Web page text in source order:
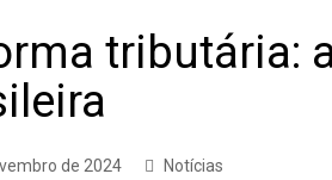
de Ética
Ferramentas de Usinagem
tributária:
de 2024 Notícias